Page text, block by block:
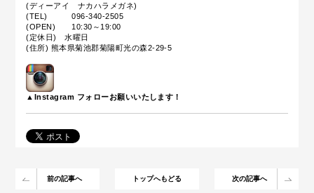
(ディーアイ ナカハラメガネ)
(TEL) 096-340-2505
(OPEN) 10:30～19:00
(定休日) 水曜日
(住所) 熊本県菊池郡菊陽町光の森2-29-5
▲Instagram フォローお願いいたします！
前の記事へ トップへもどる 次の記事へ